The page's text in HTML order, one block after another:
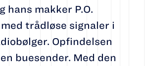
hans makker P.O.
trådløse signaler i
Opfindelsen
buesender. Med den